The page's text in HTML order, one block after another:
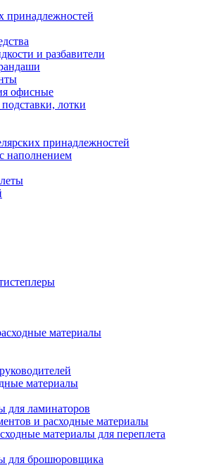
принадлежностей
и разбавители
офисные
лотки
принадлежностей
наполнением
материалы
материалы
для ламинаторов
и расходные материалы
материалы для переплета
для брошюровщика